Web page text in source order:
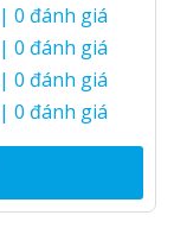
| 0 đánh giá
| 0 đánh giá
| 0 đánh giá
| 0 đánh giá